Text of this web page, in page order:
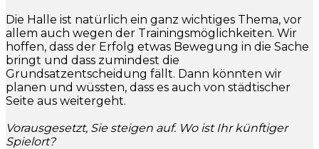
Die Halle ist natürlich ein ganz wichtiges Thema, vor
allem auch wegen der Trainingsmöglichkeiten. Wir
hoffen, dass der Erfolg etwas Bewegung in die Sache
bringt und dass zumindest die
Grundsatzentscheidung fällt. Dann könnten wir
planen und wüssten, dass es auch von städtischer
Seite aus weitergeht.
Vorausgesetzt, Sie steigen auf. Wo ist Ihr künftiger
Spielort?